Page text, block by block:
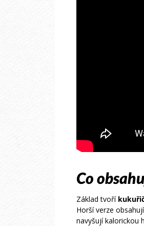
Co
Základ tvoří
Horší verze
navyšují kalorickou